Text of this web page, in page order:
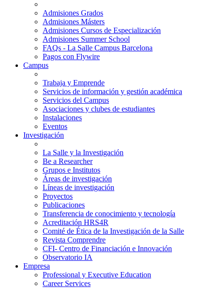
Admisiones Grados
Admisiones Másters
Admisiones Cursos de Especialización
Admisiones Summer School
FAQs - La Salle Campus Barcelona
Pagos con Flywire
Campus
Trabaja y Emprende
Servicios de información y gestión académica
Servicios del Campus
Asociaciones y clubes de estudiantes
Instalaciones
Eventos
Investigación
La Salle y la Investigación
Be a Researcher
Grupos e Institutos
Áreas de investigación
Líneas de investigación
Proyectos
Publicaciones
Transferencia de conocimiento y tecnología
Acreditación HRS4R
Comité de Ética de la Investigación de la Salle
Revista Comprendre
CFI- Centro de Financiación e Innovación
Observatorio IA
Empresa
Professional y Executive Education
Career Services